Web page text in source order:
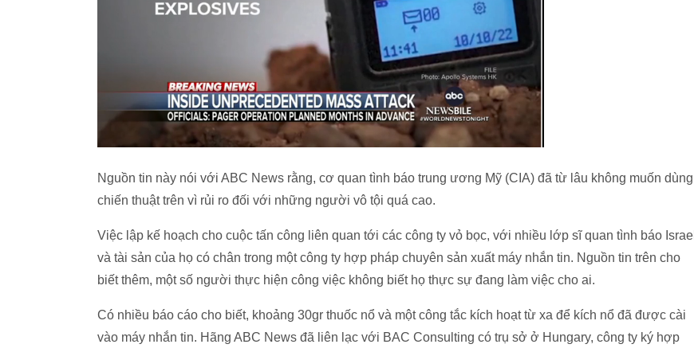
Nguồn tin này nói với ABC News rằng, cơ quan tình báo trung ương Mỹ (CIA) đã từ lâu không muốn dùng
chiến thuật trên vì rủi ro đối với những người vô tội quá cao.
Việc lập kế hoạch cho cuộc tấn công liên quan tới các công ty vỏ bọc, với nhiều lớp sĩ quan tình báo Israel
và tài sản của họ có chân trong một công ty hợp pháp chuyên sản xuất máy nhắn tin. Nguồn tin trên cho
biết thêm, một số người thực hiện công việc không biết họ thực sự đang làm việc cho ai.
Có nhiều báo cáo cho biết, khoảng 30gr thuốc nổ và một công tắc kích hoạt từ xa để kích nổ đã được cài
vào máy nhắn tin. Hãng ABC News đã liên lạc với BAC Consulting có trụ sở ở Hungary, công ty ký hợp